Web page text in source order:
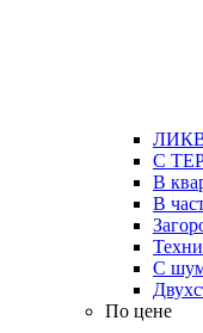
С
В
В
С
По цене